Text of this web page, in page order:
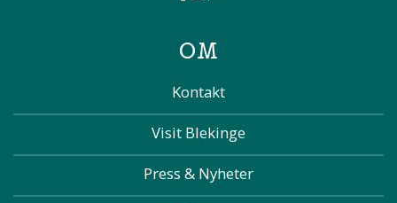
OM
Kontakt
Visit Blekinge
Press & Nyheter